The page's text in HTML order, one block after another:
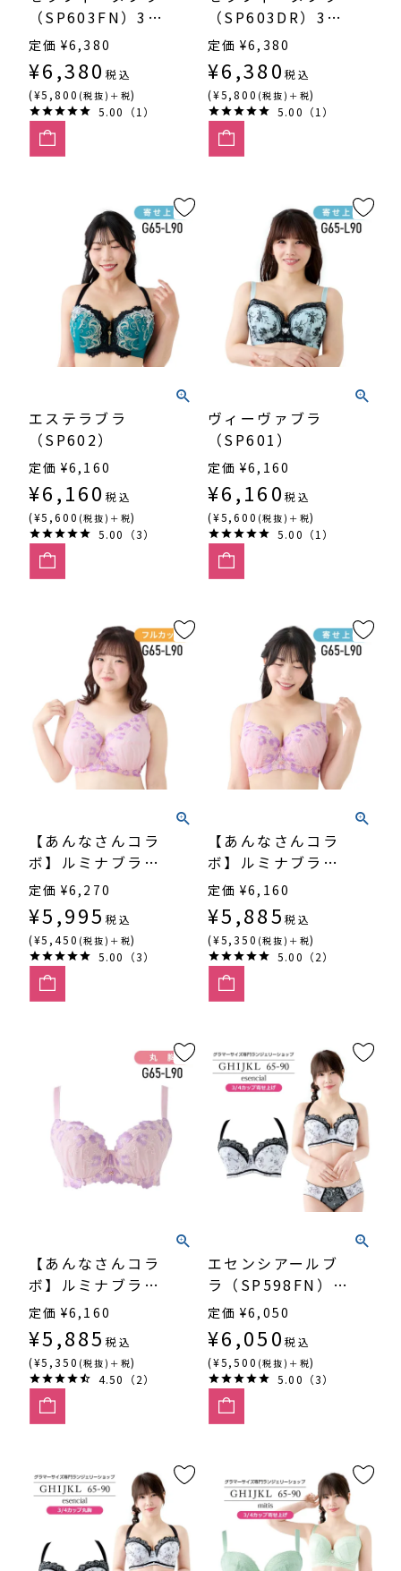
（SP603FN）3/4
カップ寄せ上げ
定価 ¥6,380
¥6,380 税込
(¥5,800 (税抜)＋税)
5.00（1）
（SP603DR）3/4
カップ丸胸
定価 ¥6,380
¥6,380 税込
(¥5,800 (税抜)＋税)
5.00（1）
エステラブラ
（SP602）
定価 ¥6,160
¥6,160 税込
(¥5,600 (税抜)＋税)
5.00（3）
ヴィーヴァブラ
（SP601）
定価 ¥6,160
¥6,160 税込
(¥5,600 (税抜)＋税)
5.00（1）
【あんなさんコラ
ボ】ルミナブラ
（SP600FF）フル
カップ
定価 ¥6,270
¥5,995 税込
(¥5,450 (税抜)＋税)
5.00（3）
【あんなさんコラ
ボ】ルミナブラ
（SP600FN）3/4
カップ寄せ上げ
定価 ¥6,160
¥5,885 税込
(¥5,350 (税抜)＋税)
5.00（2）
【あんなさんコラ
ボ】ルミナブラ
（SP600DR）3/4
カップ丸胸
定価 ¥6,160
¥5,885 税込
(¥5,350 (税抜)＋税)
4.50（2）
エセンシアールブ
ラ（SP598FN）
3/4カップ寄せ上
げ
定価 ¥6,050
¥6,050 税込
(¥5,500 (税抜)＋税)
5.00（3）